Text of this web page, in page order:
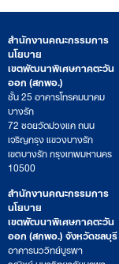
สำนักงานคณะกรรมการ
นโยบาย
เขตพัฒนาพิเศษภาคตะวัน
ออก (สกพอ.)
ชั้น 25 อาคารโทรคมนาคม
บางรัก
72 ซอยวัดม่วงแค ถนน
เจริญกรุง แขวงบางรัก
เขตบางรัก กรุงเทพมหานคร
10500
สำนักงานคณะกรรมการ
นโยบาย
เขตพัฒนาพิเศษภาคตะวัน
ออก (สกพอ.) จังหวัดชลบุรี
อาคารนววิทย์บูรพา